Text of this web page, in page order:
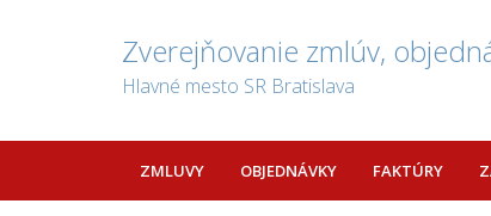
Zverejňovanie zmlúv,
Hlavné mesto SR Bratislava
ZMLUVY OBJEDNÁVKY FAKTÚRY